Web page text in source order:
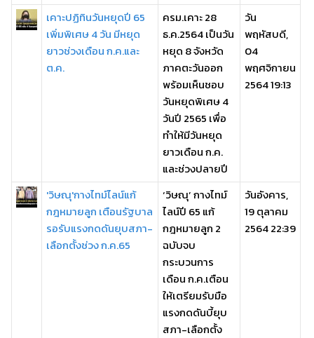
เคาะปฏิทินวันหยุดปี 65
เพิ่มพิเศษ 4 วัน มีหยุด
ยาวช่วงเดือน ก.ค.และ
ต.ค.
ครม.เคาะ 28
ธ.ค.2564 เป็นวัน
หยุด 8 จังหวัด
ภาคตะวันออก
พร้อมเห็นชอบ
วันหยุดพิเศษ 4
วันปี 2565 เพื่อ
ทำให้มีวันหยุด
ยาวเดือน ก.ค.
และช่วงปลายปี
วัน
พฤหัสบดี,
04
พฤศจิกายน
2564 19:13
'วิษณุ'กางไทม์ไลน์แก้
กฎหมายลูก เตือนรัฐบาล
รอรับแรงกดดันยุบสภา-
เลือกตั้งช่วง ก.ค.65
‘วิษณุ’ กางไทม์
ไลน์ปี 65 แก้
กฎหมายลูก 2
ฉบับจบ
กระบวนการ
เดือน ก.ค.เตือน
ให้เตรียมรับมือ
แรงกดดันบี้ยุบ
สภา-เลือกตั้ง
วันอังคาร,
19 ตุลาคม
2564 22:39